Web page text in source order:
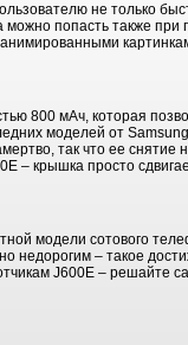
не только
можно попасть также
800 мАч, которая
моделей от
так что ее
– крышка просто
модели сотового
– такое
J600E – решайте